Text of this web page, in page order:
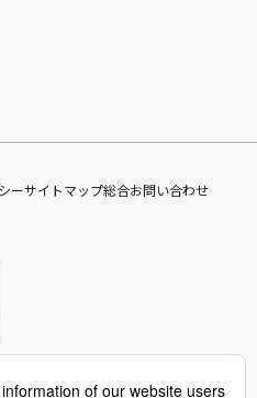
ーサイトマップ総合お問い合わせ